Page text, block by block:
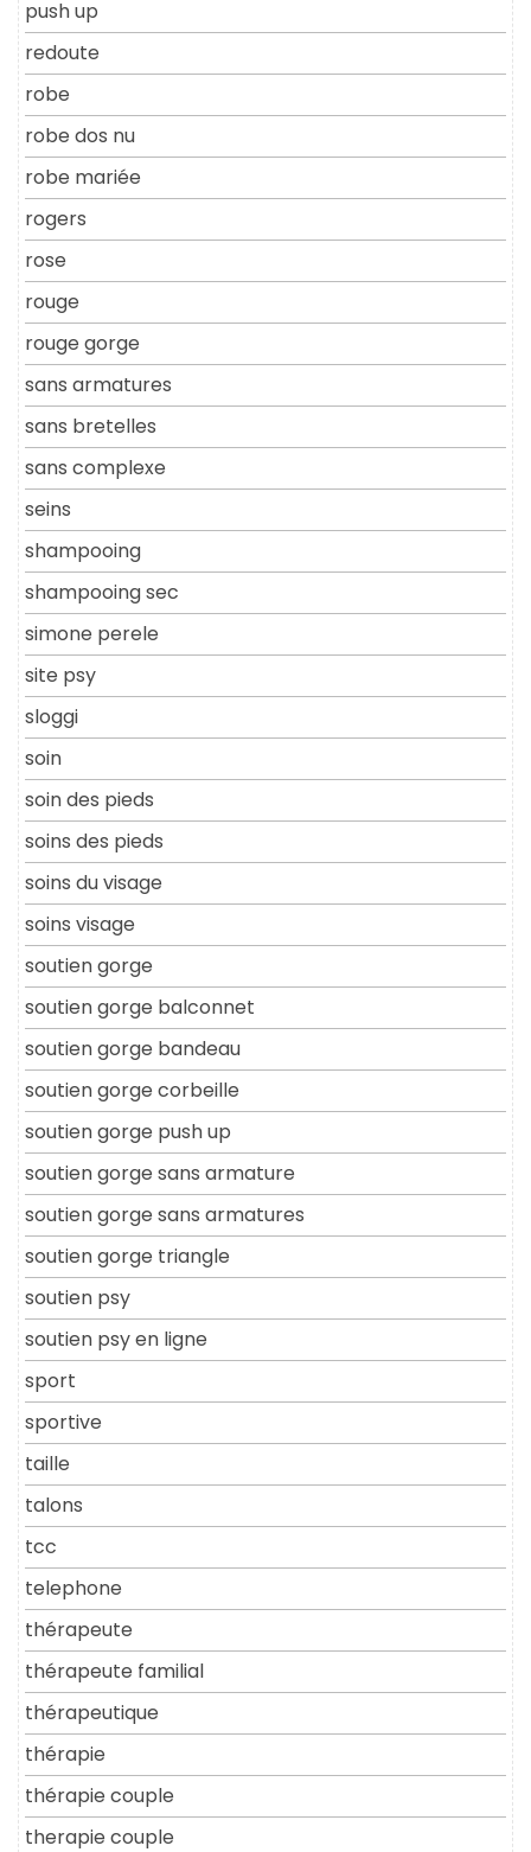
push up
redoute
robe
robe dos nu
robe mariée
rogers
rose
rouge
rouge gorge
sans armatures
sans bretelles
sans complexe
seins
shampooing
shampooing sec
simone perele
site psy
sloggi
soin
soin des pieds
soins des pieds
soins du visage
soins visage
soutien gorge
soutien gorge balconnet
soutien gorge bandeau
soutien gorge corbeille
soutien gorge push up
soutien gorge sans armature
soutien gorge sans armatures
soutien gorge triangle
soutien psy
soutien psy en ligne
sport
sportive
taille
talons
tcc
telephone
thérapeute
thérapeute familial
thérapeutique
thérapie
thérapie couple
therapie couple